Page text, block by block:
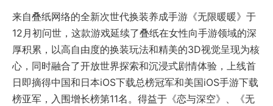
来自叠纸网络的全新次世代换装养成手游《无限暖暖》于
12月初问世，这款游戏延续了叠纸在女性向手游领域的深
厚积累，以高自由度的换装玩法和精美的3D视觉呈现为核
心，同时融合了开放世界探索和沉浸式剧情体验，上线首
日即摘得中国和日本iOS下载总榜冠军和美国iOS手游下载
榜亚军，入围增长榜第11名。得益于《恋与深空》、《无